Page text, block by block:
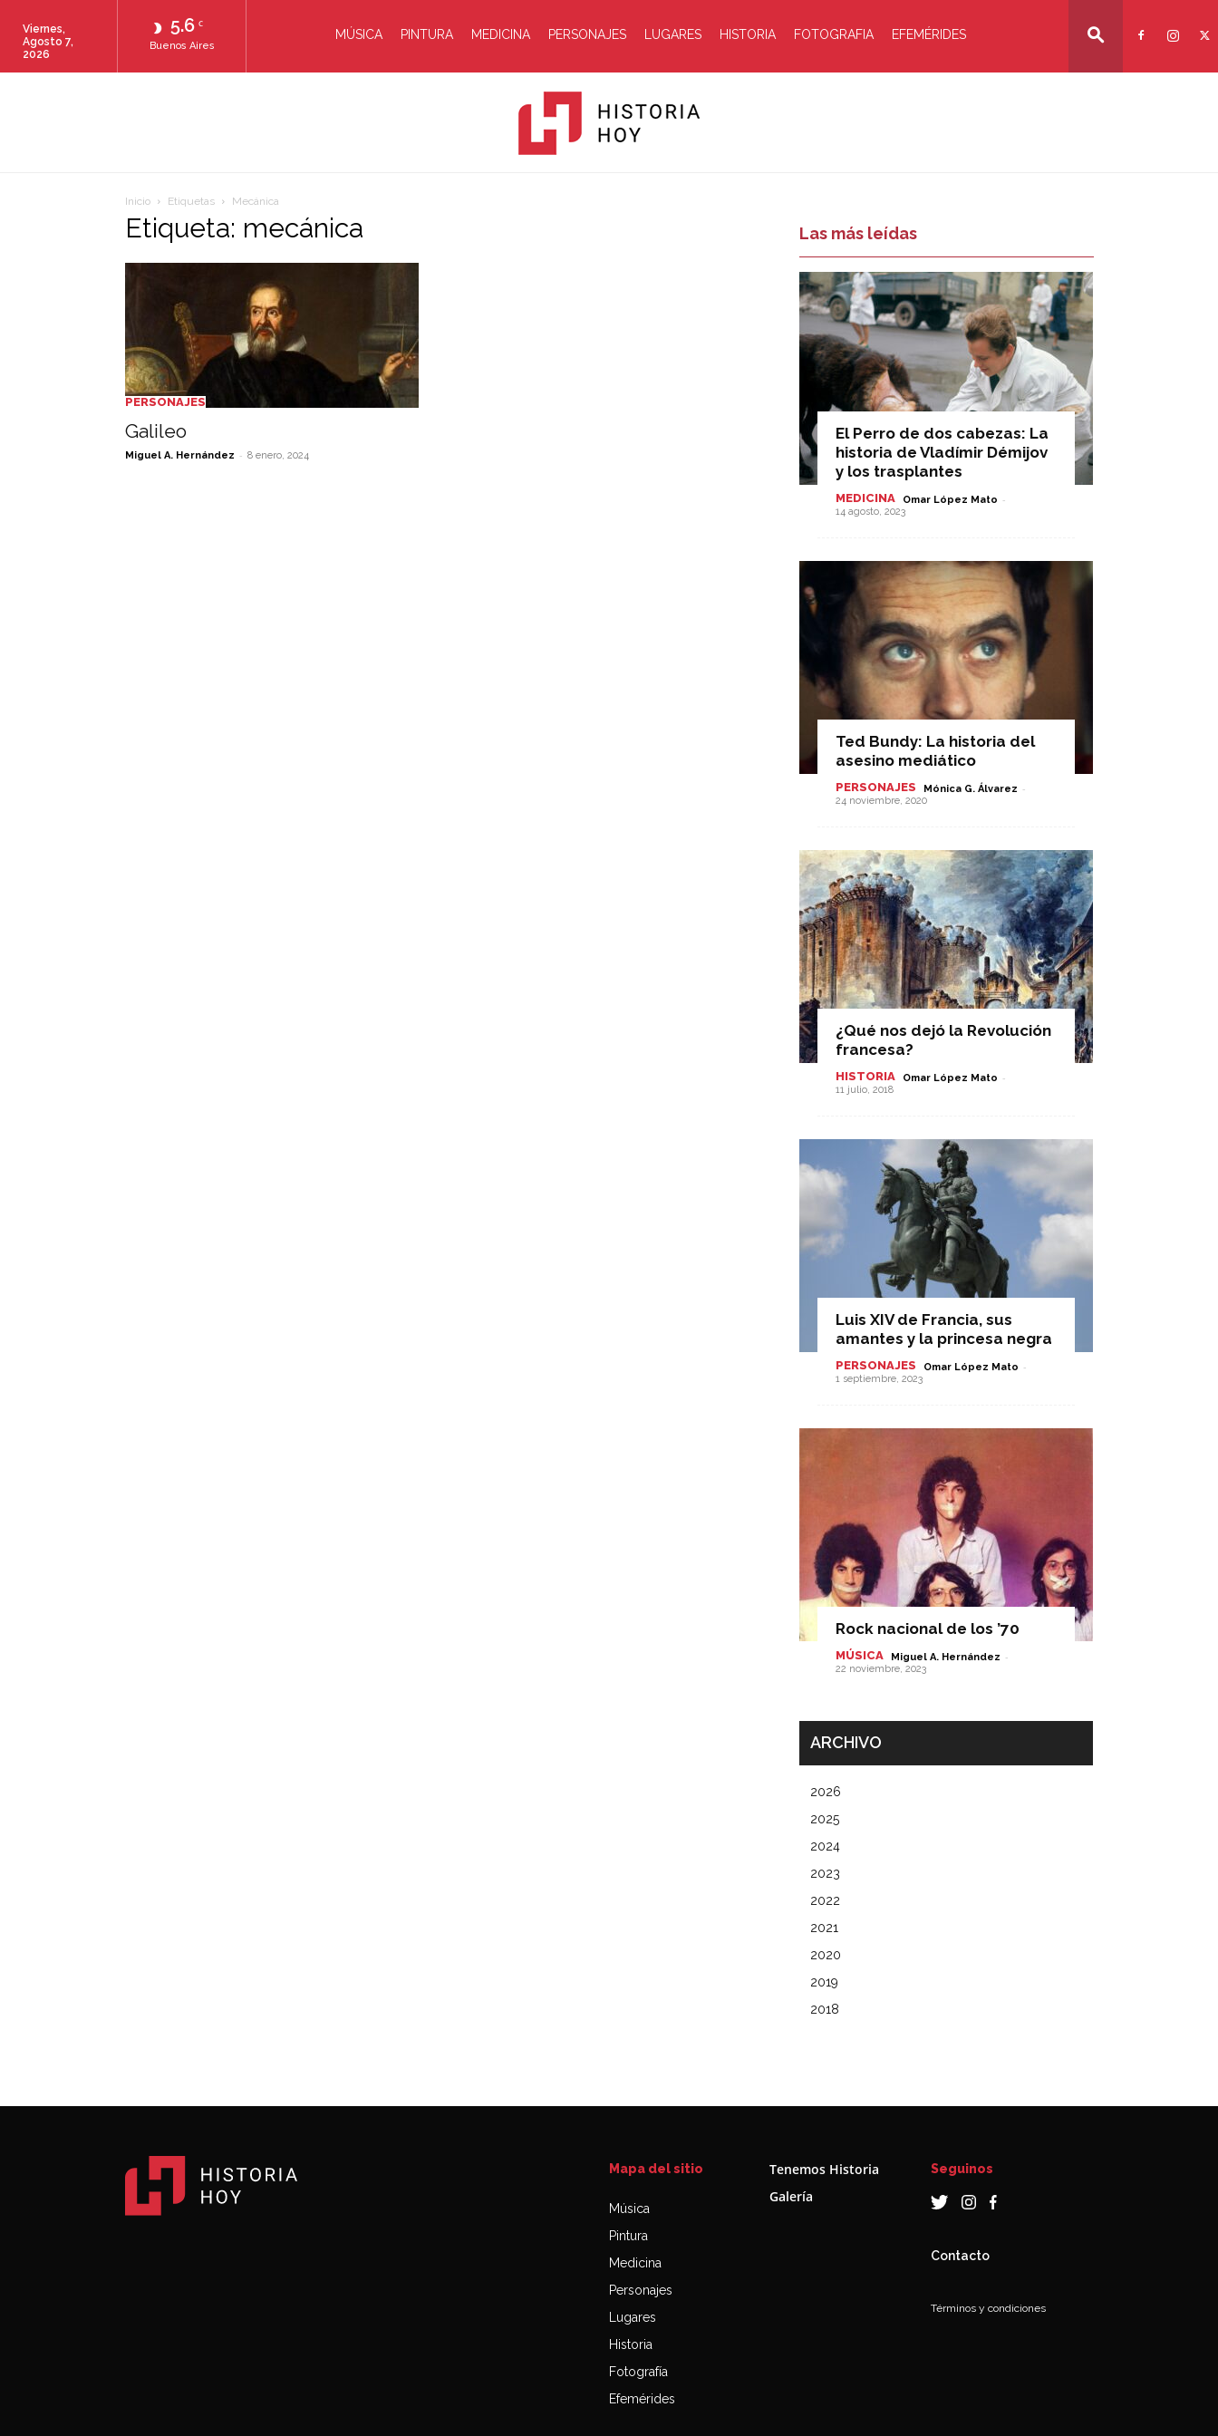
5.6 C
Buenos Aires
Viernes,
Agosto 7,
2026
MÚSICA PINTURA MEDICINA PERSONAJES LUGARES HISTORIA FOTOGRAFIA EFEMÉRIDES
Inicio Etiquetas Mecánica
Etiqueta: mecánica
PERSONAJES
Galileo
Miguel A. Hernández - 8 enero, 2024
Las más leídas
El Perro de dos cabezas: La
historia de Vladímir Démijov
y los trasplantes
MEDICINA Omar López Mato -
14 agosto, 2023
Ted Bundy: La historia del
asesino mediático
PERSONAJES Mónica G. Álvarez -
24 noviembre, 2020
¿Qué nos dejó la Revolución
francesa?
HISTORIA Omar López Mato -
11 julio, 2018
Luis XIV de Francia, sus
amantes y la princesa negra
PERSONAJES Omar López Mato -
1 septiembre, 2023
Rock nacional de los ’70
MÚSICA Miguel A. Hernández -
22 noviembre, 2023
ARCHIVO
2026
2025
2024
2023
2022
2021
2020
2019
2018
Mapa del sitio
Música
Pintura
Medicina
Personajes
Lugares
Historia
Fotografía
Efemérides
Tenemos Historia
Galería
Seguinos
Contacto
Términos y condiciones